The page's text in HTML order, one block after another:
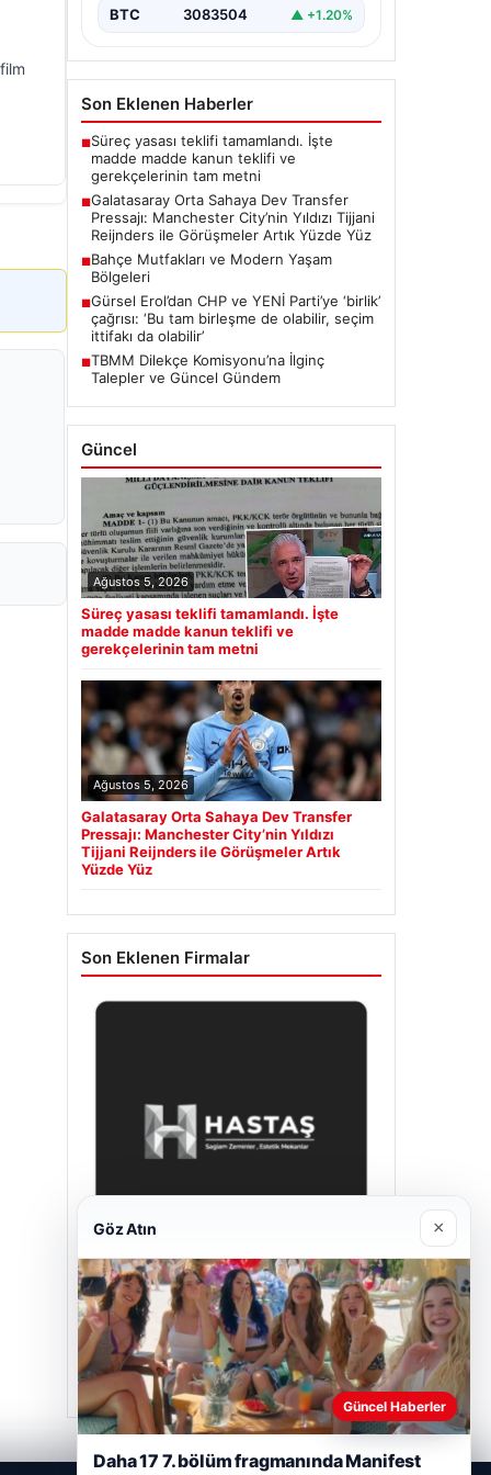
bölgesine güçlü bir takviye yapma…
BTC 3083504 ▲ +1.20%
Son Eklenen Haberler
■Süreç yasası teklifi tamamlandı. İşte
madde madde kanun teklifi ve
gerekçelerinin tam metni
■Galatasaray Orta Sahaya Dev Transfer
Pressajı: Manchester City’nin Yıldızı Tijjani
Reijnders ile Görüşmeler Artık Yüzde Yüz
■Bahçe Mutfakları ve Modern Yaşam
Bölgeleri
■Gürsel Erol’dan CHP ve YENİ Parti’ye ‘birlik’
çağrısı: ‘Bu tam birleşme de olabilir, seçim
ittifakı da olabilir’
■TBMM Dilekçe Komisyonu’na İlginç
Talepler ve Güncel Gündem
Güncel
Ağustos 5, 2026
Süreç yasası teklifi tamamlandı. İşte
madde madde kanun teklifi ve
gerekçelerinin tam metni
Ağustos 5, 2026
Galatasaray Orta Sahaya Dev Transfer
Pressajı: Manchester City’nin Yıldızı
Tijjani Reijnders ile Görüşmeler Artık
Yüzde Yüz
Son Eklenen Firmalar
Hastaş Beton
Mayıs 26, 2026
Göz Atın ×
Güncel Haberler
Daha 17 7. bölüm fragmanında Manifest